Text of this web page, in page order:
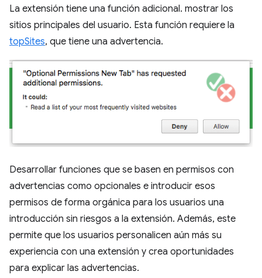
La extensión tiene una función adicional. mostrar los
sitios principales del usuario. Esta función requiere la
topSites, que tiene una advertencia.
Desarrollar funciones que se basen en permisos con
advertencias como opcionales e introducir esos
permisos de forma orgánica para los usuarios una
introducción sin riesgos a la extensión. Además, este
permite que los usuarios personalicen aún más su
experiencia con una extensión y crea oportunidades
para explicar las advertencias.